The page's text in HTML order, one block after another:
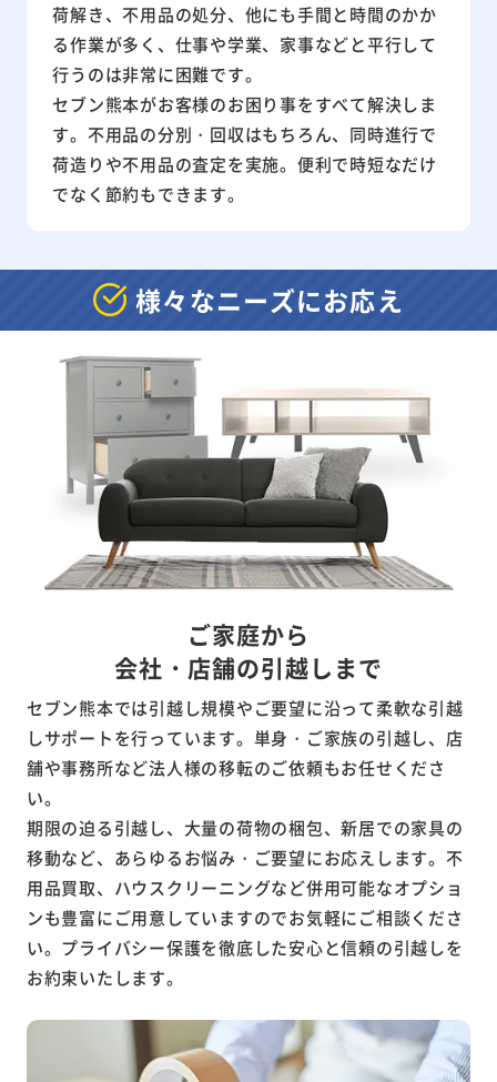
荷解き、不用品の処分、他にも手間と時間のかか
る作業が多く、仕事や学業、家事などと平行して
行うのは非常に困難です。
セブン熊本がお客様のお困り事をすべて解決しま
す。不用品の分別・回収はもちろん、同時進行で
荷造りや不用品の査定を実施。便利で時短なだけ
でなく節約もできます。
様々なニーズにお応え
ご家庭から
会社・店舗の引越しまで
セブン熊本では引越し規模やご要望に沿って柔軟な引越
しサポートを行っています。単身・ご家族の引越し、店
舗や事務所など法人様の移転のご依頼もお任せくださ
い。
期限の迫る引越し、大量の荷物の梱包、新居での家具の
移動など、あらゆるお悩み・ご要望にお応えします。不
用品買取、ハウスクリーニングなど併用可能なオプショ
ンも豊富にご用意していますのでお気軽にご相談くださ
い。プライバシー保護を徹底した安心と信頼の引越しを
お約束いたします。